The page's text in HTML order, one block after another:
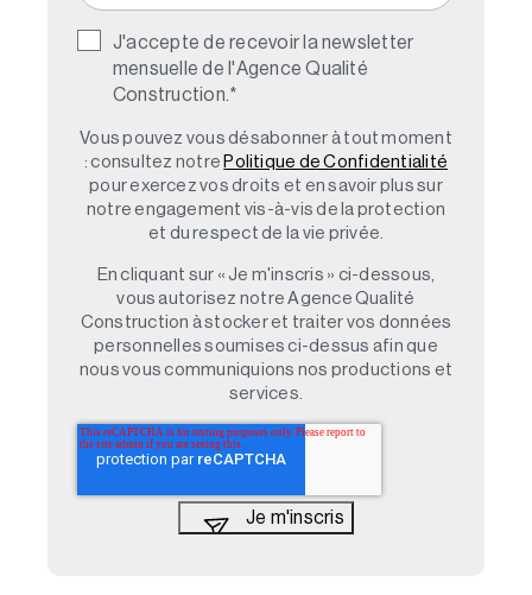
J'accepte de recevoir la newsletter
mensuelle de l'Agence Qualité
Construction. *
Vous pouvez vous désabonner à tout moment
: consultez notre Politique de Confidentialité
pour exercez vos droits et en savoir plus sur
notre engagement vis-à-vis de la protection
et du respect de la vie privée.
En cliquant sur « Je m'inscris » ci-dessous,
vous autorisez notre Agence Qualité
Construction à stocker et traiter vos données
personnelles soumises ci-dessus afin que
nous vous communiquions nos productions et
services.